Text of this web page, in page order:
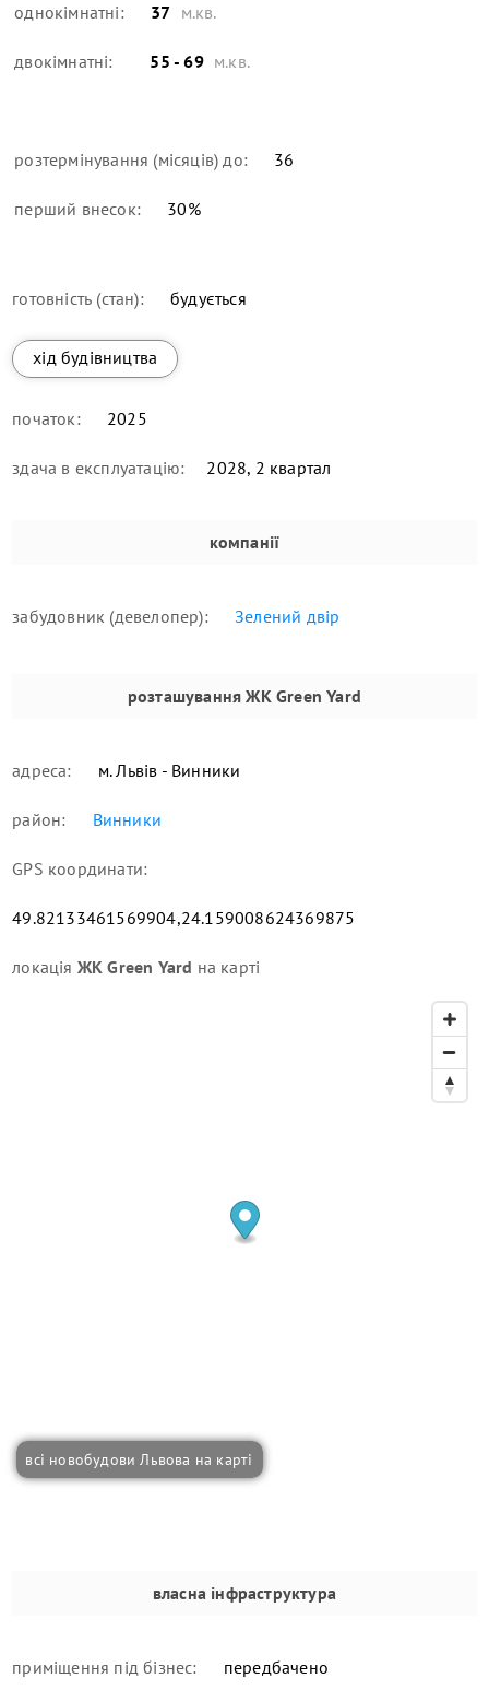
однокімнатні: 37 м.кв.
двокімнатні: 55 - 69 м.кв.
розтермінування (місяців) до: 36
перший внесок: 30%
готовність (стан): будується
хід будівництва
початок: 2025
здача в експлуатацію: 2028, 2 квартал
компанії
забудовник (девелопер): Зелений двір
розташування ЖК Green Yard
адреса: м. Львів - Винники
район: Винники
GPS координати:
49.82133461569904,24.159008624369875
локація ЖК Green Yard на карті
всі новобудови Львова на карті
власна інфраструктура
приміщення під бізнес: передбачено